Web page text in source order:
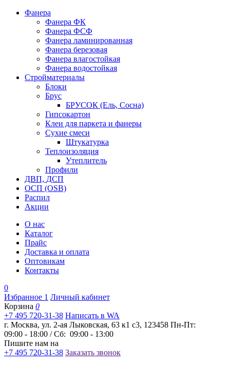
Фанера
Фанера ФК
Фанера ФСФ
Фанера ламинированная
Фанера березовая
Фанера влагостойкая
Фанера водостойкая
Стройматериалы
Блоки
Брус
БРУСОК (Ель, Сосна)
Гипсокартон
Клеи для паркета и фанеры
Сухие смеси
Штукатурка
Теплоизоляция
Утеплитель
Профили
ДВП, ДСП
ОСП (OSB)
Распил
Акции
О нас
Каталог
Прайс
Доставка и оплата
Оптовикам
Контакты
0
Избранное 1 Личный кабинет
Корзина 0
+7 495 720-31-38 Написать в WA
г. Москва, ул. 2-ая Лыковская, 63 к1 с3, 123458 Пн-Пт:
09:00 - 18:00 / Сб: 09:00 - 13:00
Пишите нам на
+7 495 720-31-38 Заказать звонок